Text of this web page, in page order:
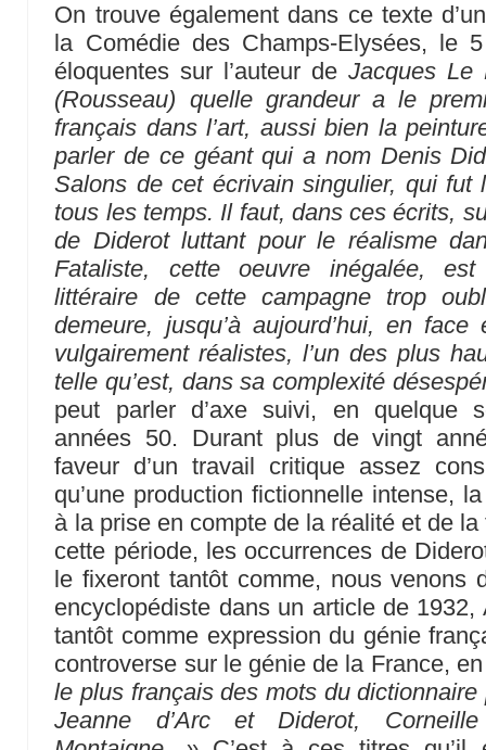
On trouve également dans ce texte
la Comédie des Champs-Elysées, le
éloquentes sur l’auteur deJacques Le
(Rousseau) quelle grandeur a le
français dans l’art, aussi bien la
parler de ce géant qui a nom Denis
Salons de cet écrivain singulier, qui fut
tous les temps. Il faut, dans ces écrits,
de Diderot luttant pour le réalisme
Fataliste, cette oeuvre inégalée,
littéraire de cette campagne trop
demeure, jusqu’à aujourd’hui, en
vulgairement réalistes, l’un des plus
telle qu’est, dans sa complexité
peut parler d’axe suivi, en quelque
années 50. Durant plus de vingt
faveur d’un travail critique assez
qu’une production fictionnelle intense,
à la prise en compte de la réalité et de
cette période, les occurrences de
le fixeront tantôt comme, nous venons
encyclopédiste dans un article de
tantôt comme expression du génie
controverse sur le génie de la France,
le plus français des mots du dictionnaire
Jeanne d’Arc et Diderot,